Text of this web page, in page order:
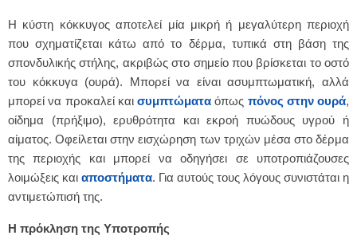
Η κύστη κόκκυγος αποτελεί μία μικρή ή μεγαλύτερη περιοχή
που σχηματίζεται κάτω από το δέρμα, τυπικά στη βάση της
σπονδυλικής στήλης, ακριβώς στο σημείο που βρίσκεται το οστό
του κόκκυγα (ουρά). Μπορεί να είναι ασυμπτωματική, αλλά
μπορεί να προκαλεί και συμπτώματα όπως πόνος στην ουρά,
οίδημα (πρήξιμο), ερυθρότητα και εκροή πυώδους υγρού ή
αίματος. Οφείλεται στην εισχώρηση των τριχών μέσα στο δέρμα
της περιοχής και μπορεί να οδηγήσει σε υποτροπιάζουσες
λοιμώξεις και αποστήματα. Για αυτούς τους λόγους συνιστάται η
αντιμετώπισή της.
Η πρόκληση της Υποτροπής